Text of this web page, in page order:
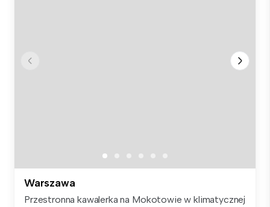
Warszawa
Przestronna kawalerka na Mokotowie w klimatycznej